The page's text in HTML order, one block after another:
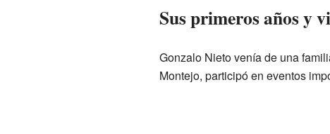
Sus primeros años y
Gonzalo Nieto venía de una
Montejo, participó en eventos